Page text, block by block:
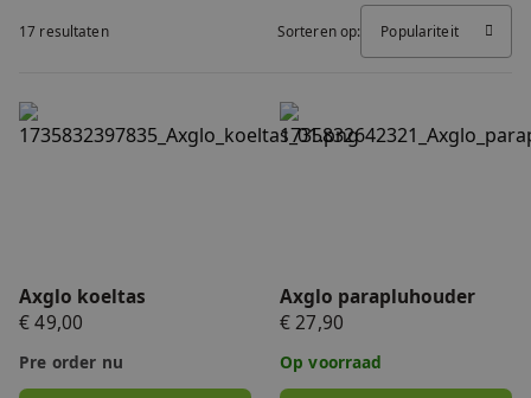
Accu's & Acculaders
Nieuws
17 resultaten Sorteren op: Populariteit
Axglo koeltas
€ 49,00
Pre order nu
Axglo koeltas
Axglo parapluhouder
€ 27,90
Op voorraad
Axglo parapluhouder